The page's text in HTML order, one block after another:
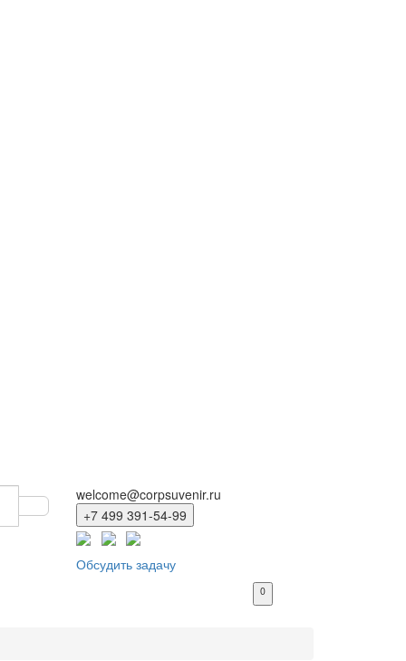
welcome@corpsuvenir.ru
+7 499 391-54-99
Обсудить задачу
0